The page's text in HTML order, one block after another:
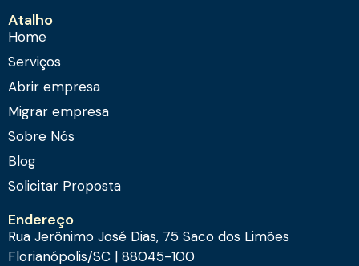
Atalho
Home
Serviços
Abrir empresa
Migrar empresa
Sobre Nós
Blog
Solicitar Proposta
Endereço
Rua Jerônimo José Dias, 75 Saco dos Limões
Florianópolis/SC | 88045-100